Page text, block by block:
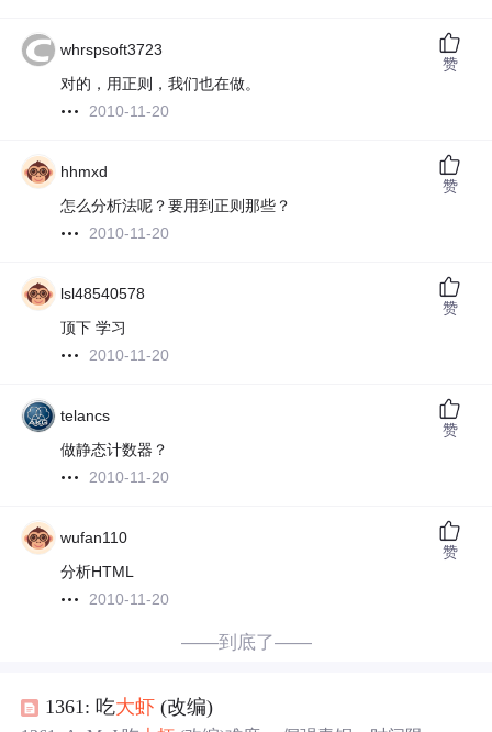
whrspsoft3723
对的，用正则，我们也在做。
2010-11-20
赞
hhmxd
怎么分析法呢？要用到正则那些？
2010-11-20
赞
lsl48540578
顶下 学习
2010-11-20
赞
telancs
做静态计数器？
2010-11-20
赞
wufan110
分析HTML
2010-11-20
赞
——到底了——
1361: 吃大虾 (改编)